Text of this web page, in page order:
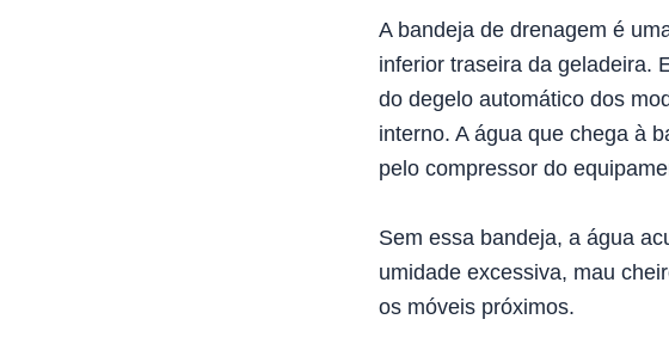
A bandeja de drenagem é
inferior traseira da geladeira.
do degelo automático dos
interno. A água que chega à
pelo compressor do
Sem essa bandeja, a água
umidade excessiva, mau
os móveis próximos.